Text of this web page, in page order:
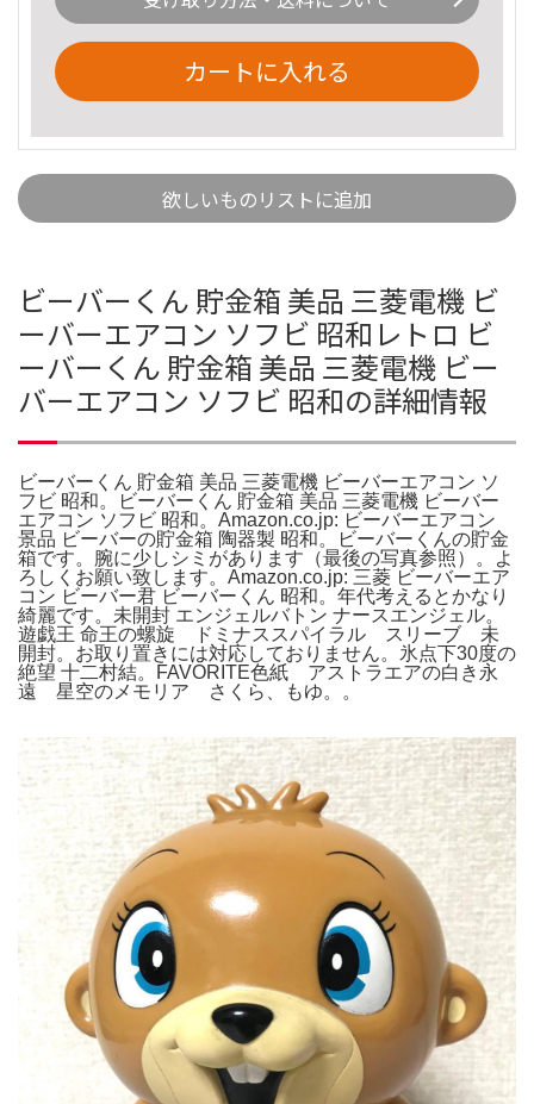
カートに入れる
欲しいものリストに追加
ビーバーくん 貯金箱 美品 三菱電機 ビ
ーバーエアコン ソフビ 昭和レトロ ビ
ーバーくん 貯金箱 美品 三菱電機 ビー
バーエアコン ソフビ 昭和の詳細情報
ビーバーくん 貯金箱 美品 三菱電機 ビーバーエアコン ソ
フビ 昭和。ビーバーくん 貯金箱 美品 三菱電機 ビーバー
エアコン ソフビ 昭和。Amazon.co.jp: ビーバーエアコン
景品 ビーバーの貯金箱 陶器製 昭和。ビーバーくんの貯金
箱です。腕に少しシミがあります（最後の写真参照）。よ
ろしくお願い致します。Amazon.co.jp: 三菱 ビーバーエア
コン ビーバー君 ビーバーくん 昭和。年代考えるとかなり
綺麗です。未開封 エンジェルバトン ナースエンジェル。
遊戯王 命王の螺旋 ドミナススパイラル スリーブ 未
開封。お取り置きには対応しておりません。氷点下30度の
絶望 十二村結。FAVORITE色紙 アストラエアの白き永
遠 星空のメモリア さくら、もゆ。。